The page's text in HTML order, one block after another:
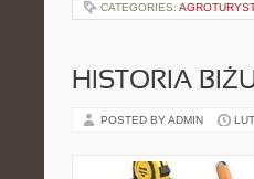
CATEGORIES:
HISTORIA
POSTED BY ADMIN